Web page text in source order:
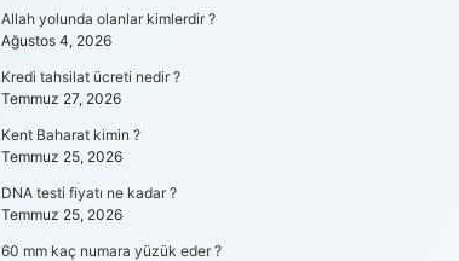
Allah yolunda olanlar kimlerdir ?
Ağustos 4, 2026
Kredi tahsilat ücreti nedir ?
Temmuz 27, 2026
Kent Baharat kimin ?
Temmuz 25, 2026
DNA testi fiyatı ne kadar ?
Temmuz 25, 2026
60 mm kaç numara yüzük eder ?